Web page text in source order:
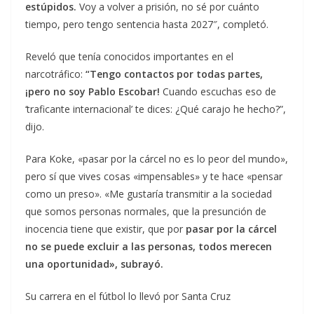
estúpidos. Voy a volver a prisión, no sé por cuánto
tiempo, pero tengo sentencia hasta 2027″, completó.
Reveló que tenía conocidos importantes en el
narcotráfico: “Tengo contactos por todas partes,
¡pero no soy Pablo Escobar! Cuando escuchas eso de
‘traficante internacional’ te dices: ¿Qué carajo he hecho?”,
dijo.
Para Koke, «pasar por la cárcel no es lo peor del mundo»,
pero sí que vives cosas «impensables» y te hace «pensar
como un preso». «Me gustaría transmitir a la sociedad
que somos personas normales, que la presunción de
inocencia tiene que existir, que por pasar por la cárcel
no se puede excluir a las personas, todos merecen
una oportunidad», subrayó.
Su carrera en el fútbol lo llevó por Santa Cruz